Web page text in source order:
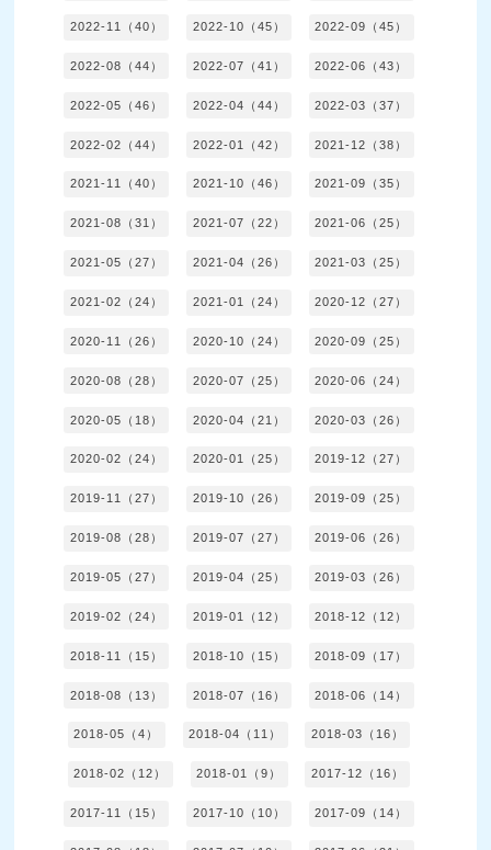
2022-11（40） 2022-10（45） 2022-09（45）
2022-08（44） 2022-07（41） 2022-06（43）
2022-05（46） 2022-04（44） 2022-03（37）
2022-02（44） 2022-01（42） 2021-12（38）
2021-11（40） 2021-10（46） 2021-09（35）
2021-08（31） 2021-07（22） 2021-06（25）
2021-05（27） 2021-04（26） 2021-03（25）
2021-02（24） 2021-01（24） 2020-12（27）
2020-11（26） 2020-10（24） 2020-09（25）
2020-08（28） 2020-07（25） 2020-06（24）
2020-05（18） 2020-04（21） 2020-03（26）
2020-02（24） 2020-01（25） 2019-12（27）
2019-11（27） 2019-10（26） 2019-09（25）
2019-08（28） 2019-07（27） 2019-06（26）
2019-05（27） 2019-04（25） 2019-03（26）
2019-02（24） 2019-01（12） 2018-12（12）
2018-11（15） 2018-10（15） 2018-09（17）
2018-08（13） 2018-07（16） 2018-06（14）
2018-05（4） 2018-04（11） 2018-03（16）
2018-02（12） 2018-01（9） 2017-12（16）
2017-11（15） 2017-10（10） 2017-09（14）